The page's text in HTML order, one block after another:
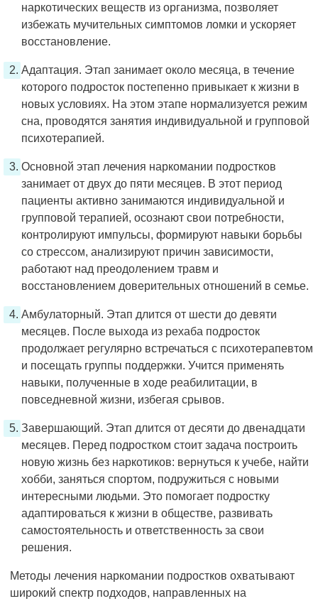
наркотических веществ из организма, позволяет
избежать мучительных симптомов ломки и ускоряет
восстановление.
Адаптация. Этап занимает около месяца, в течение
которого подросток постепенно привыкает к жизни в
новых условиях. На этом этапе нормализуется режим
сна, проводятся занятия индивидуальной и групповой
психотерапией.
Основной этап лечения наркомании подростков
занимает от двух до пяти месяцев. В этот период
пациенты активно занимаются индивидуальной и
групповой терапией, осознают свои потребности,
контролируют импульсы, формируют навыки борьбы
со стрессом, анализируют причин зависимости,
работают над преодолением травм и
восстановлением доверительных отношений в семье.
Амбулаторный. Этап длится от шести до девяти
месяцев. После выхода из рехаба подросток
продолжает регулярно встречаться с психотерапевтом
и посещать группы поддержки. Учится применять
навыки, полученные в ходе реабилитации, в
повседневной жизни, избегая срывов.
Завершающий. Этап длится от десяти до двенадцати
месяцев. Перед подростком стоит задача построить
новую жизнь без наркотиков: вернуться к учебе, найти
хобби, заняться спортом, подружиться с новыми
интересными людьми. Это помогает подростку
адаптироваться к жизни в обществе, развивать
самостоятельность и ответственность за свои
решения.
Методы лечения наркомании подростков охватывают
широкий спектр подходов, направленных на